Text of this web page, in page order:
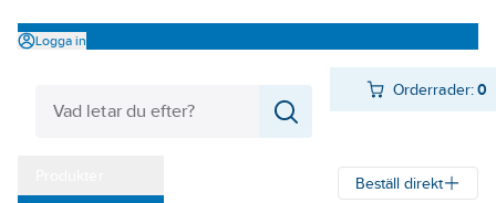
Logga in
Orderrader:0
Beställ direkt